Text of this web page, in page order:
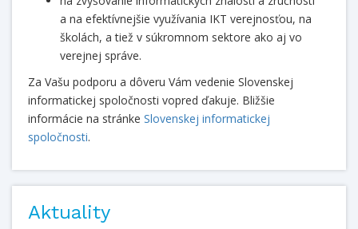
a na efektívnejšie využívania IKT verejnosťou, na
školách, a tiež v súkromnom sektore ako aj vo
verejnej správe.
Za Vašu podporu a dôveru Vám vedenie Slovenskej
informatickej spoločnosti vopred ďakuje. Bližšie
informácie na stránke Slovenskej informatickej
spoločnosti.
Aktuality